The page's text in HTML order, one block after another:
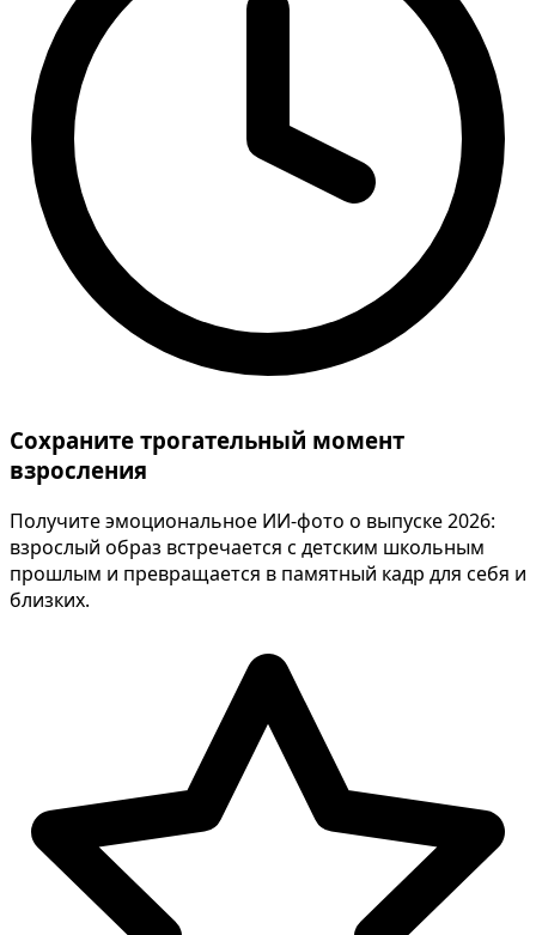
Сохраните трогательный момент
взросления
Получите эмоциональное ИИ-фото о выпуске 2026:
взрослый образ встречается с детским школьным
прошлым и превращается в памятный кадр для себя и
близких.